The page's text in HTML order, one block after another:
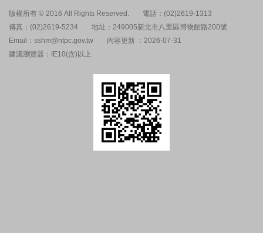
版權所有 © 2016 All Rights Reserved.
電話：(02)2619-1313
傳真：(02)2619-5234
地址：249005新北市八里區博物館路200號
Email：sshm@ntpc.gov.tw
內容更新 ：2026-07-31
建議瀏覽器：IE10(含)以上